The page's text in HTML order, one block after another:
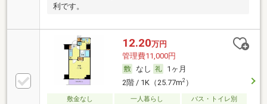
利です。
12.20万円
管理費11,000円
なし
1ヶ月
2階 / 1K（25.77m2）
敷金なし 一人暮らし バス・トイレ別